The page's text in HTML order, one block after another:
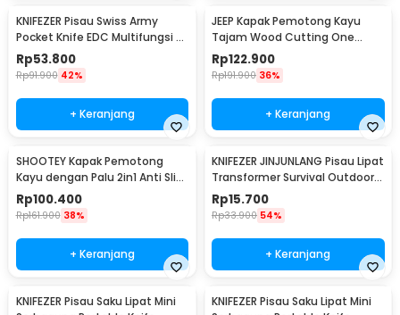
KNIFEZER Pisau Swiss Army
Pocket Knife EDC Multifungsi -
MKE16
Rp53.800
Rp91.900 42%
+ Keranjang
JEEP Kapak Pemotong Kayu
Tajam Wood Cutting One
Handed Axe - JP57
Rp122.900
Rp191.900 36%
+ Keranjang
SHOOTEY Kapak Pemotong
Kayu dengan Palu 2in1 Anti Slip
Aluminium Alloy - JHD-A018
Rp100.400
Rp161.900 38%
+ Keranjang
KNIFEZER JINJUNLANG Pisau Lipat
Transformer Survival Outdoor
Knife - JL-10A
Rp15.700
Rp33.900 54%
+ Keranjang
KNIFEZER Pisau Saku Lipat Mini
KNIFEZER Pisau Saku Lipat Mini